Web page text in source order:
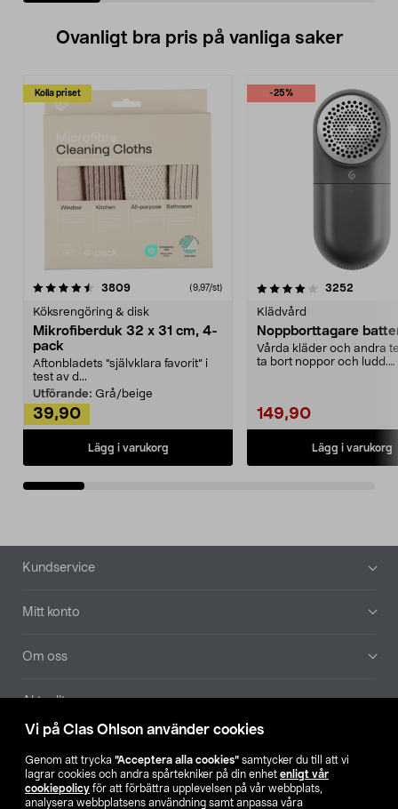
Vi på Clas Ohlson använder cookies
Genom att trycka ”Acceptera alla cookies” samtycker du till att vi
lagrar cookies och andra spårtekniker på din enhet enligt vår
cookiepolicy för att förbättra upplevelsen på vår webbplats,
analysera webbplatsens användning samt anpassa våra
Ovanligt bra pris på vanliga saker
Kolla priset
3809recensioner (9,97/st)
Köksrengöring & disk
Mikrofiberduk 32 x 31 cm, 4-
pack
Aftonbladets "självklara favorit” i
test av d...
Utförande: Grå/beige
39,90
Lägg i varukorg
-25%
4.0av 5 stjärnor 3252
Klädvård
Noppborttagare
Vårda kläder och andra
ta bort noppor och ludd.
149,90
Lägg i varukorg
4.5av 5 stjärnor
Sidfot
Kundservice
Mitt konto
Om oss
Aktuellt
Hitta butik